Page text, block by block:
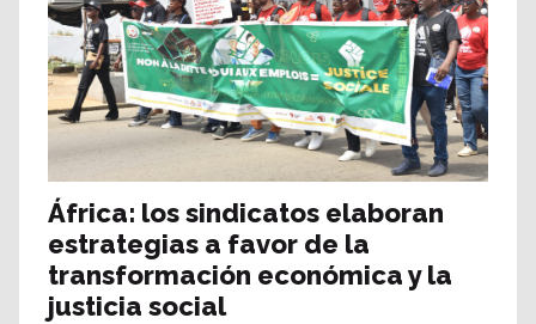
África: los sindicatos elaboran
estrategias a favor de la
transformación económica y la
justicia social